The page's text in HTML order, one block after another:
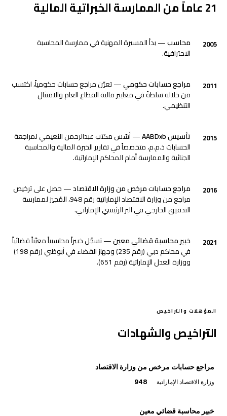
21 عاماً من الممارسة الخبراتية المالية
2005 محاسب— بدأ المسيرة المهنية في ممارسة المحاسبة
الاحترافية.
2011 مراجع حسابات حكومي— تعيّن مراجع حسابات حكومياً، اكتسب
من خلاله سلطةً في معايير مالية القطاع العام والامتثال
التنظيمي.
2015 تأسيس AABDxb
— أسّس مكتب عبدالرحمن النعيمي لمراجعة
الحسابات ذ.م.م، متخصصاً في تقارير الخبرة المالية والمحاسبة
الجنائية والممارسة أمام المحاكم الإماراتية.
2016 مراجع حسابات مرخص من وزارة الاقتصاد— حصل على ترخيص
مراجع من وزارة الاقتصاد الإماراتية رقم 948، المُجيز لممارسة
التدقيق الخارجي في البر الرئيسي الإماراتي.
2021 خبير محاسبة قضائي معين— تسجَّل خبيراً محاسبياً معيَّناً قضائياً
في محاكم دبي (رقم 235) وجهاز القضاء في أبوظبي (رقم 198)
ووزارة العدل الإماراتية (رقم 651).
المؤهلات والتراخيص
التراخيص والشهادات
مراجع حسابات مرخص من وزارة الاقتصاد
وزارة الاقتصاد الإماراتية 948
خبير محاسبة قضائي معين